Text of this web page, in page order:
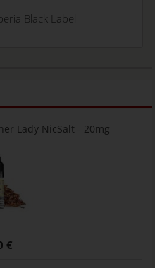
Black Label
Lady NicSalt - 20mg
€